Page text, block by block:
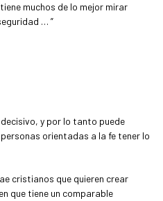
muchos de lo mejor mirar
… ”
y por lo tanto puede
orientadas a la fe tener lo
cristianos que quieren crear
que tiene un comparable